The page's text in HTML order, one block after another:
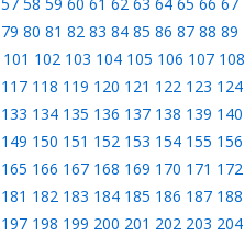
79 80 81 82 83 84 85 86 87 88 89
101 102 103 104 105 106 107 108
117 118 119 120 121 122 123 124
133 134 135 136 137 138 139 140
149 150 151 152 153 154 155 156
165 166 167 168 169 170 171 172
181 182 183 184 185 186 187 188
197 198 199 200 201 202 203 204